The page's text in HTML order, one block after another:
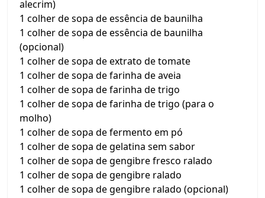
alecrim)
1 colher de sopa de essência de baunilha
1 colher de sopa de essência de baunilha
(opcional)
1 colher de sopa de extrato de tomate
1 colher de sopa de farinha de aveia
1 colher de sopa de farinha de trigo
1 colher de sopa de farinha de trigo (para o
molho)
1 colher de sopa de fermento em pó
1 colher de sopa de gelatina sem sabor
1 colher de sopa de gengibre fresco ralado
1 colher de sopa de gengibre ralado
1 colher de sopa de gengibre ralado (opcional)